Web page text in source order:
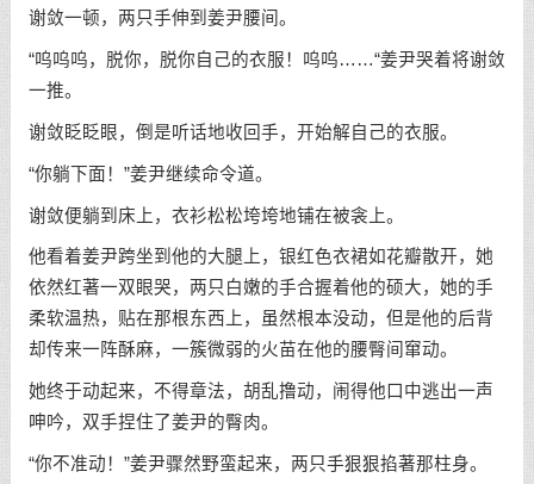
谢敛一顿，两只手伸到姜尹腰间。
“呜呜呜，脱你，脱你自己的衣服！呜呜……“姜尹哭着将谢敛
一推。
谢敛眨眨眼，倒是听话地收回手，开始解自己的衣服。
“你躺下面！”姜尹继续命令道。
谢敛便躺到床上，衣衫松松垮垮地铺在被衾上。
他看着姜尹跨坐到他的大腿上，银红色衣裙如花瓣散开，她
依然红著一双眼哭，两只白嫩的手合握着他的硕大，她的手
柔软温热，贴在那根东西上，虽然根本没动，但是他的后背
却传来一阵酥麻，一簇微弱的火苗在他的腰臀间窜动。
她终于动起来，不得章法，胡乱撸动，闹得他口中逃出一声
呻吟，双手捏住了姜尹的臀肉。
“你不准动！”姜尹骤然野蛮起来，两只手狠狠掐著那柱身。